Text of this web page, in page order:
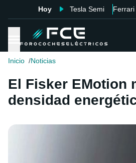
Hoy Tesla Semi Ferrari
Inicio Noticias
El Fisker EMotion
densidad